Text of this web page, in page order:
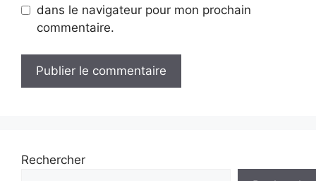
dans le navigateur pour mon prochain
commentaire.
Rechercher